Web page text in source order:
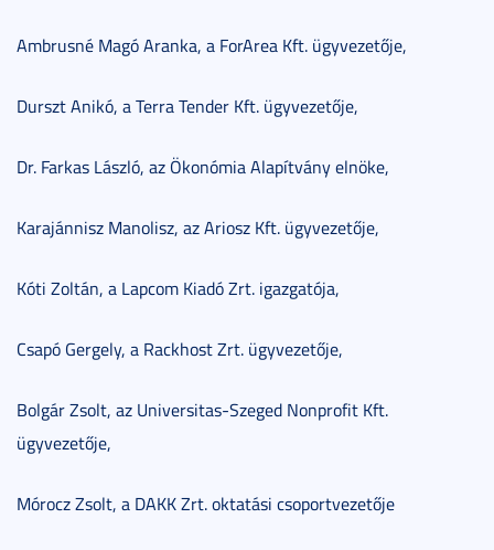
Ambrusné Magó Aranka, a ForArea Kft. ügyvezetője,
Durszt Anikó, a Terra Tender Kft. ügyvezetője,
Dr. Farkas László, az Ökonómia Alapítvány elnöke,
Karajánnisz Manolisz, az Ariosz Kft. ügyvezetője,
Kóti Zoltán, a Lapcom Kiadó Zrt. igazgatója,
Csapó Gergely, a Rackhost Zrt. ügyvezetője,
Bolgár Zsolt, az Universitas-Szeged Nonprofit Kft.
ügyvezetője,
Mórocz Zsolt, a DAKK Zrt. oktatási csoportvezetője